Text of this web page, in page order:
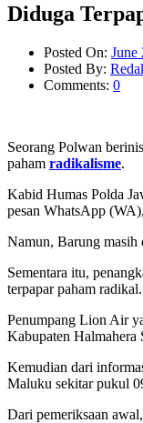
Diduga
Posted On: June
Posted By:
Comments: 0
Seorang Polwan
paham radikalisme.
Kabid Humas Polda
pesan WhatsApp
Namun, Barung masih
Sementara itu,
terpapar paham radikal.
Penumpang Lion Air
Kabupaten Halmahera
Kemudian dari
Maluku sekitar pukul
Dari pemeriksaan